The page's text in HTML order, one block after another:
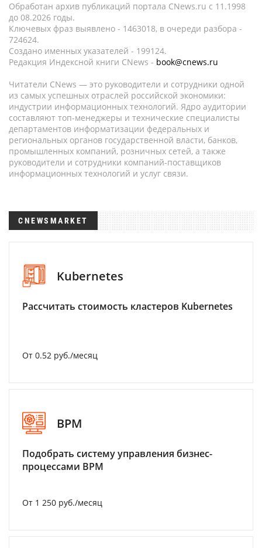
Обработан архив публикаций портала CNews.ru c 11.1998
до 08.2026 годы.
Ключевых фраз выявлено - 1463018, в очереди разбора -
724624.
Создано именных указателей - 199124.
Редакция Индексной книги CNews - book@cnews.ru
Читатели CNews — это руководители и сотрудники одной
из самых успешных отраслей российской экономики:
индустрии информационных технологий. Ядро аудитории
составляют топ-менеджеры и технические специалисты
департаментов информатизации федеральных и
региональных органов государственной власти, банков,
промышленных компаний, розничных сетей, а также
руководители и сотрудники компаний-поставщиков
информационных технологий и услуг связи.
CNEWSMARKET
Kubernetes
Рассчитать стоимость кластеров Kubernetes
От 0.52 руб./месяц
BPM
Подобрать систему управления бизнес-
процессами BPM
От 1 250 руб./месяц